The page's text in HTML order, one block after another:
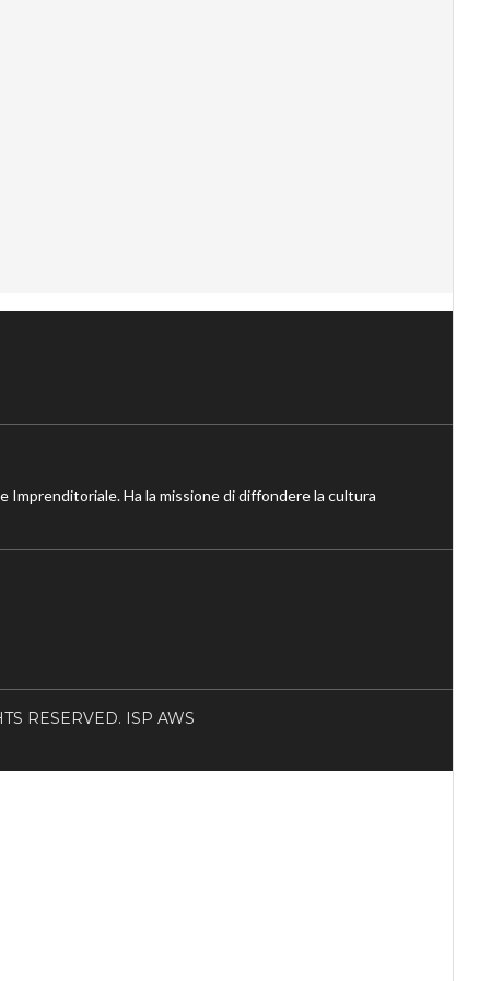
Imprenditoriale. Ha la missione di diffondere la cultura
RESERVED. ISP AWS